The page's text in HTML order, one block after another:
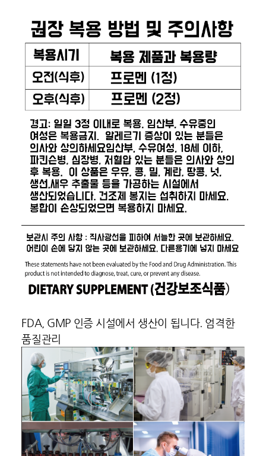
FDA, GMP 인증 시설에서 생산이 됩니다. 엄격한
품질관리